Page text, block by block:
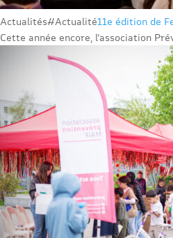
Actualités#Actualité11e édition de
Cette année encore, l’association